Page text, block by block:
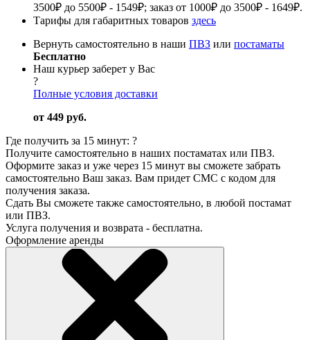
3500₽ до 5500₽ - 1549₽; заказ от 1000₽ до 3500₽ - 1649₽.
Тарифы для габаритных товаров здесь
Вернуть самостоятельно в наши ПВЗ или постаматы
Бесплатно
Наш курьер заберет у Вас
?
Полные условия доставки
от 449 руб.
Где получить за 15 минут: ?
Получите самостоятельно в наших постаматах или ПВЗ.
Оформите заказ и уже через 15 минут вы сможете забрать
самостоятельно Ваш заказ. Вам придет СМС с кодом для
получения заказа.
Сдать Вы сможете также самостоятельно, в любой постамат
или ПВЗ.
Услуга получения и возврата - бесплатна.
Оформление аренды